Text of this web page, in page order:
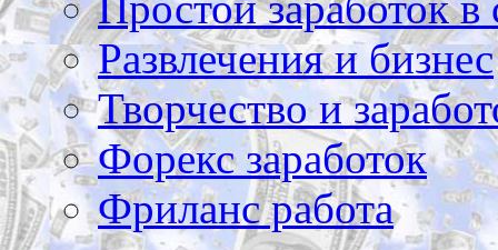
Развлечения и бизнес
Творчество и
Форекс заработок
Фриланс работа